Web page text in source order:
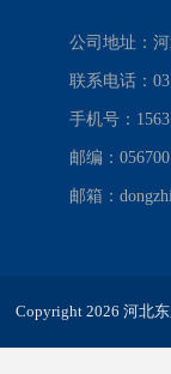
公司地址：
联系电话：
手机号：
邮编：056700
邮箱：
Copyright 2026 河北